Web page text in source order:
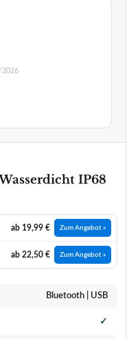
2026
IP68
ab 19,99 € Zum Angebot »
ab 22,50 € Zum Angebot »
Bluetooth | USB
✓